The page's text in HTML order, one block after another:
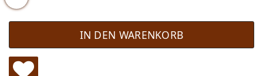
IN DEN WARENKORB